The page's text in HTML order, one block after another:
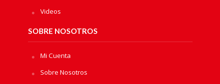
Videos
SOBRE NOSOTROS
Mi Cuenta
Sobre Nosotros